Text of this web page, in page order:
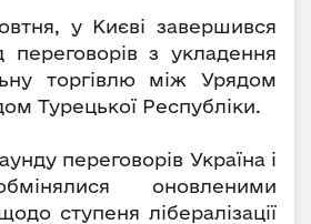
у Києві завершився
переговорів з укладення
торгівлю між Урядом
Турецької Республіки.
переговорів Україна і
оновленими
ступеня лібералізації